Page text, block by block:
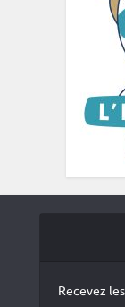
Recevez